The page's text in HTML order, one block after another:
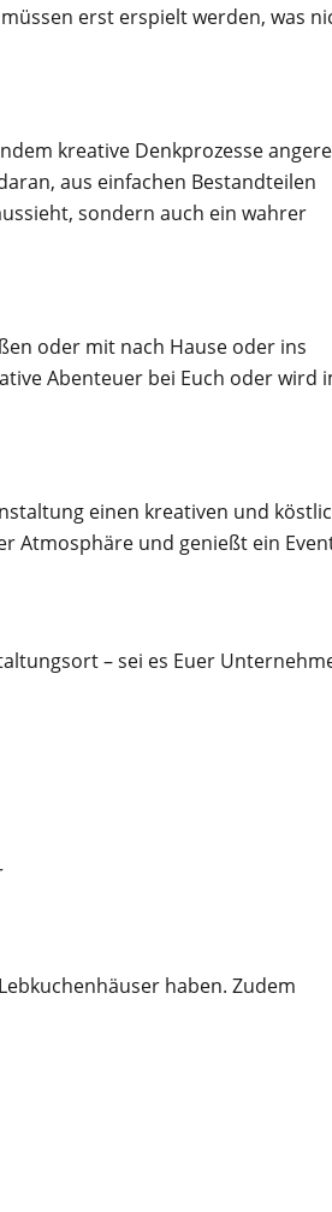
erst erspielt werden, was
kreative Denkprozesse
aus einfachen Bestandteilen
sondern auch ein wahrer
oder mit nach Hause oder ins
Abenteuer bei Euch oder wird
einen kreativen und
Atmosphäre und genießt ein
– sei es Euer
haben. Zudem